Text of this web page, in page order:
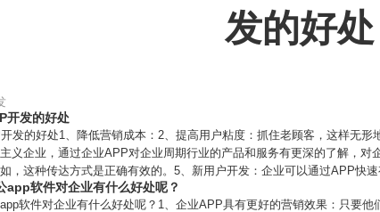
发的好处
开发的好处
发的好处1、降低营销成本：2、提高用户粘度：抓住老顾客，这样无
义企业，通过企业APP对企业周期行业的产品和服务有更深的了解，对
，这种传达方式是正确有效的。5、新用户开发：企业可以通过APP快
app软件对企业有什么好处呢？
软件对企业有什么好处呢？1、企业APP具有更好的营销效果：只要